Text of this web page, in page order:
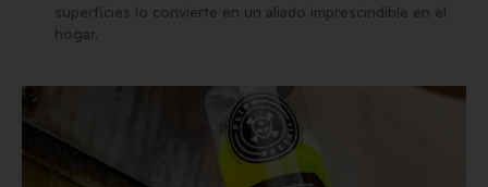
superficies lo convierte en un aliado imprescindible en el
hogar.